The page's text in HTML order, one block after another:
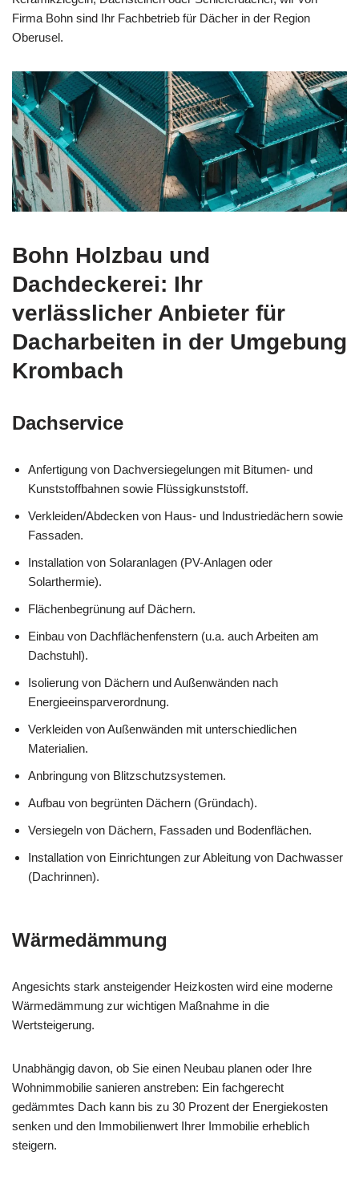
Firma Bohn sind Ihr Fachbetrieb für Dächer in der Region
Oberusel.
Bohn Holzbau und
Dachdeckerei: Ihr
verlässlicher Anbieter für
Dacharbeiten in der Umgebung
Krombach
Dachservice
Anfertigung von Dachversiegelungen mit Bitumen- und
Kunststoffbahnen sowie Flüssigkunststoff.
Verkleiden/Abdecken von Haus- und Industriedächern sowie
Fassaden.
Installation von Solaranlagen (PV-Anlagen oder
Solarthermie).
Flächenbegrünung auf Dächern.
Einbau von Dachflächenfenstern (u.a. auch Arbeiten am
Dachstuhl).
Isolierung von Dächern und Außenwänden nach
Energieeinsparverordnung.
Verkleiden von Außenwänden mit unterschiedlichen
Materialien.
Anbringung von Blitzschutzsystemen.
Aufbau von begrünten Dächern (Gründach).
Versiegeln von Dächern, Fassaden und Bodenflächen.
Installation von Einrichtungen zur Ableitung von Dachwasser
(Dachrinnen).
Wärmedämmung
Angesichts stark ansteigender Heizkosten wird eine moderne
Wärmedämmung zur wichtigen Maßnahme in die
Wertsteigerung.
Unabhängig davon, ob Sie einen Neubau planen oder Ihre
Wohnimmobilie sanieren anstreben: Ein fachgerecht
gedämmtes Dach kann bis zu 30 Prozent der Energiekosten
senken und den Immobilienwert Ihrer Immobilie erheblich
steigern.